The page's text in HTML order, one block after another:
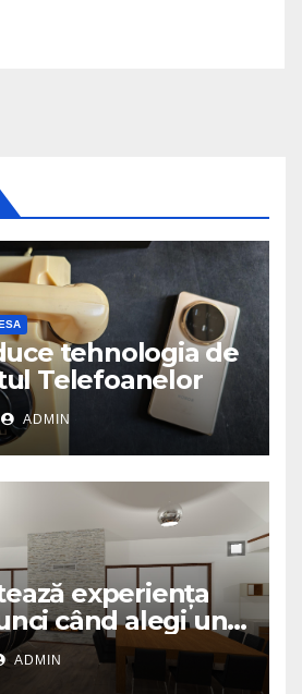
tehnologia de
Telefoanelor
ADMIN
experiența
când alegi un
ADMIN